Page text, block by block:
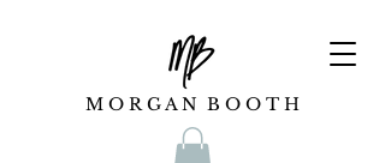
M O R G A N B O O T H